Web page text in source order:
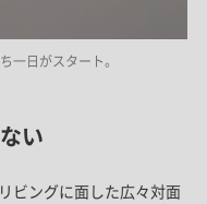
一日がスタート。
い
ビングに面した広々対面